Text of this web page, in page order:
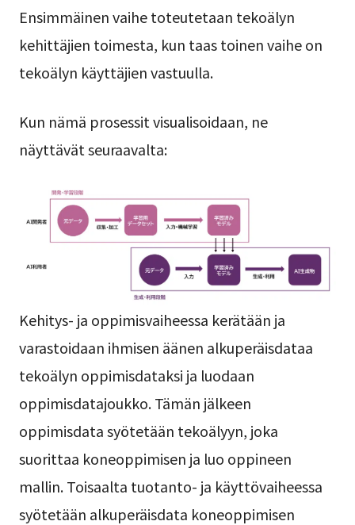
Ensimmäinen vaihe toteutetaan tekoälyn
kehittäjien toimesta, kun taas toinen vaihe on
tekoälyn käyttäjien vastuulla.
Kun nämä prosessit visualisoidaan, ne
näyttävät seuraavalta:
Kehitys- ja oppimisvaiheessa kerätään ja
varastoidaan ihmisen äänen alkuperäisdataa
tekoälyn oppimisdataksi ja luodaan
oppimisdatajoukko. Tämän jälkeen
oppimisdata syötetään tekoälyyn, joka
suorittaa koneoppimisen ja luo oppineen
mallin. Toisaalta tuotanto- ja käyttövaiheessa
syötetään alkuperäisdata koneoppimisen